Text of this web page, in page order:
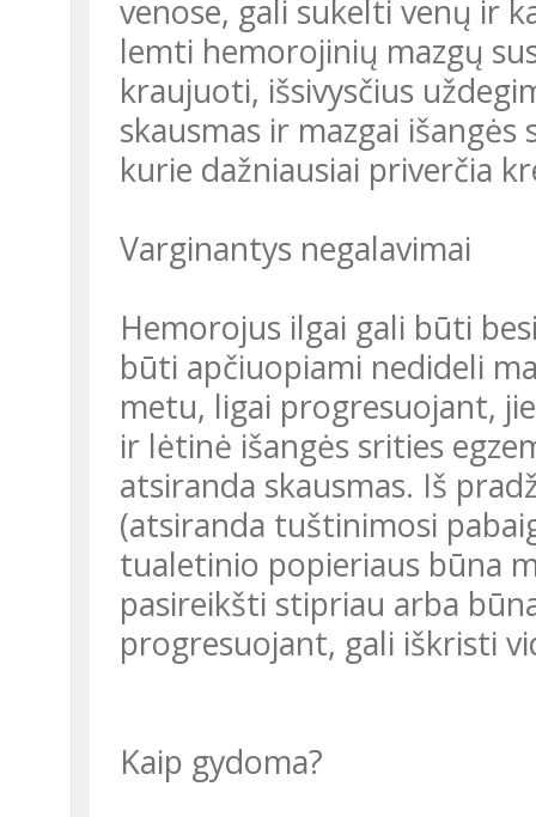
venose, gali sukelti venų ir
lemti hemorojinių mazgų
kraujuoti, išsivysčius
skausmas ir mazgai
kurie dažniausiai priverčia
Varginantys negalavimai
Hemorojus ilgai gali būti
būti apčiuopiami nedideli
metu, ligai progresuojant,
ir lėtinė išangės srities
atsiranda skausmas. Iš
(atsiranda tuštinimosi
tualetinio popieriaus būna
pasireikšti stipriau arba
progresuojant, gali iškristi
Kaip gydoma?